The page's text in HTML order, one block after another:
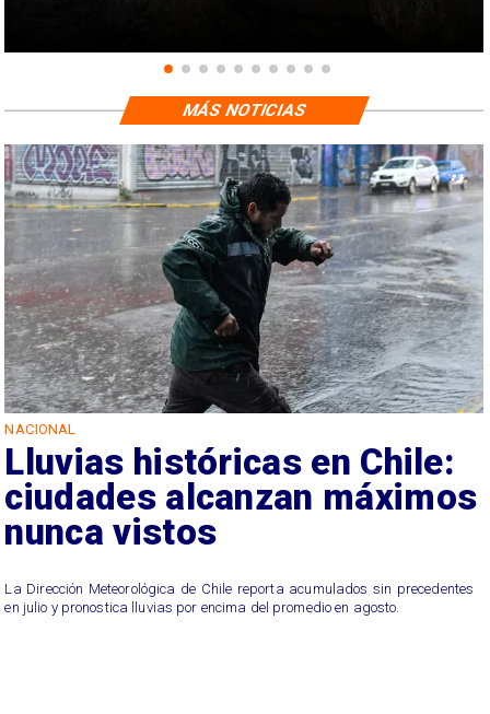
NACIONAL
Lluvias históricas en Chile:
ciudades alcanzan máximos
nunca vistos
La Dirección Meteorológica de Chile reporta acumulados sin precedentes
en julio y pronostica lluvias por encima del promedio en agosto.
MÁS NOTICIAS